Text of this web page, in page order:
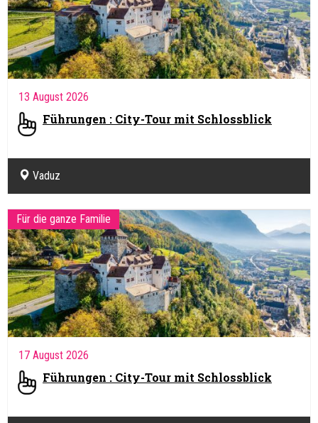
13 August 2026
Führungen : City-Tour mit Schlossblick
Vaduz
Für die ganze Familie
17 August 2026
Führungen : City-Tour mit Schlossblick